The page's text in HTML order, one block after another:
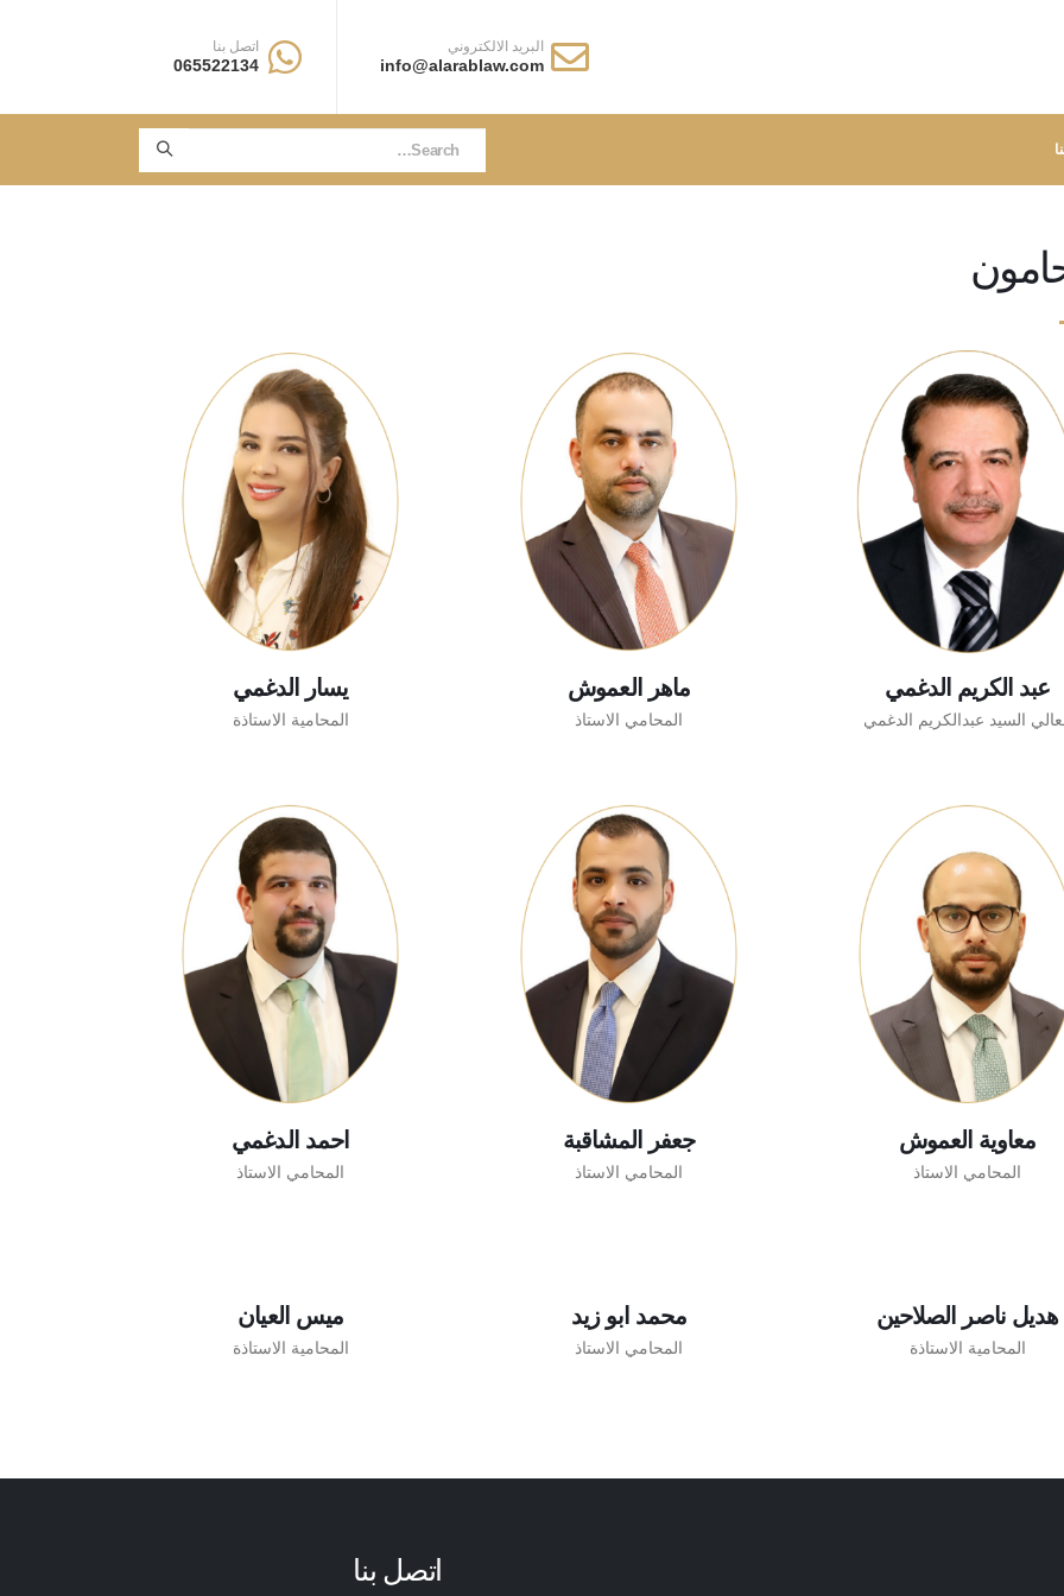
البريد الالكتروني
info@alarablaw.com
اتصل بنا
065522134
عبد الكريم الدغمي
السيد عبدالكريم الدغمي
ماهر العموش
المحامي الاستاذ
يسار الدغمي
المحامية الاستاذة
معاوية العموش
المحامي الاستاذ
جعفر المشاقبة
المحامي الاستاذ
احمد الدغمي
المحامي الاستاذ
هديل ناصر الصلاحين
المحامية الاستاذة
محمد ابو زيد
المحامي الاستاذ
ميس العيان
المحامية الاستاذة
اتصل بنا